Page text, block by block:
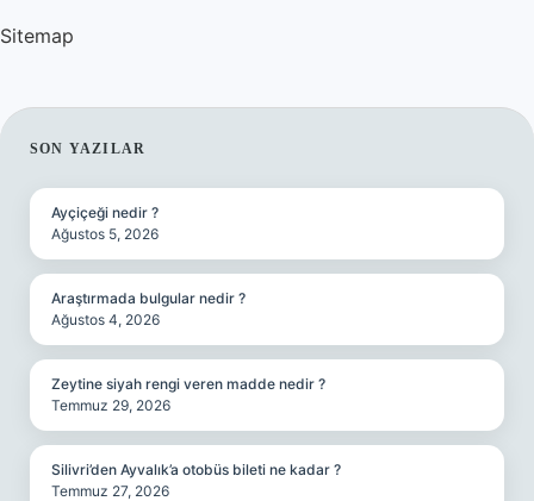
Sitemap
SIDEBAR
SON YAZILAR
Ayçiçeği nedir ?
Ağustos 5, 2026
Araştırmada bulgular nedir ?
Ağustos 4, 2026
Zeytine siyah rengi veren madde nedir ?
Temmuz 29, 2026
Silivri’den Ayvalık’a otobüs bileti ne kadar ?
Temmuz 27, 2026